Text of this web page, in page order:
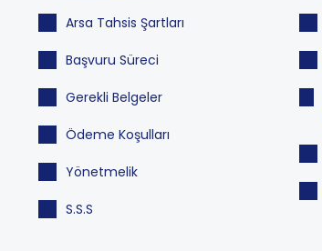
Arsa Tahsis Şartları
Başvuru Süreci
Gerekli Belgeler
Ödeme Koşulları
Yönetmelik
S.S.S